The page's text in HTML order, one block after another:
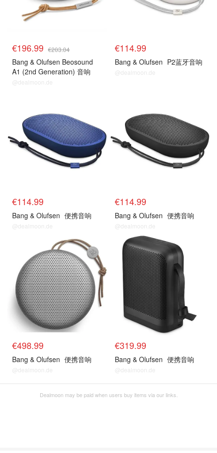
€196.99 €203.04
Bang & Olufsen Beosound
A1 (2nd Generation) 音响
@dealmoon.de
€114.99
Bang & Olufsen P2蓝牙音响
@dealmoon.de
€114.99
Bang & Olufsen 便携音响
@dealmoon.de
€114.99
Bang & Olufsen 便携音响
@dealmoon.de
€498.99
Bang & Olufsen 便携音响
@dealmoon.de
€319.99
Bang & Olufsen 便携音响
@dealmoon.de
Dealmoon may be paid when users buy items via our links.